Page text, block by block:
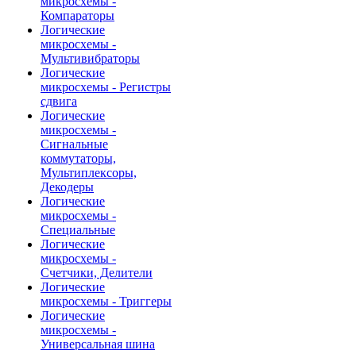
Компараторы
Логические
микросхемы -
Мультивибраторы
Логические
микросхемы - Регистры
сдвига
Логические
микросхемы -
Сигнальные
коммутаторы,
Мультиплексоры,
Декодеры
Логические
микросхемы -
Специальные
Логические
микросхемы -
Счетчики, Делители
Логические
микросхемы - Триггеры
Логические
микросхемы -
Универсальная шина